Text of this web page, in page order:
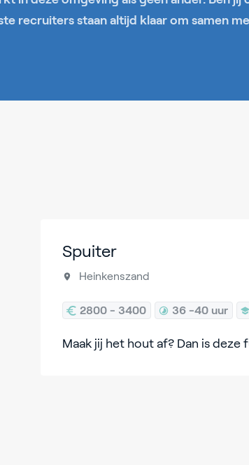
recruiters staan altijd klaar om samen
Spuiter
Heinkenszand
2800 - 3400 36 -40 uur
Maak jij het hout af? Dan is